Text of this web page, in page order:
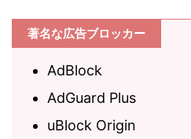
著名な広告ブロッカー
AdBlock
AdGuard Plus
uBlock Origin